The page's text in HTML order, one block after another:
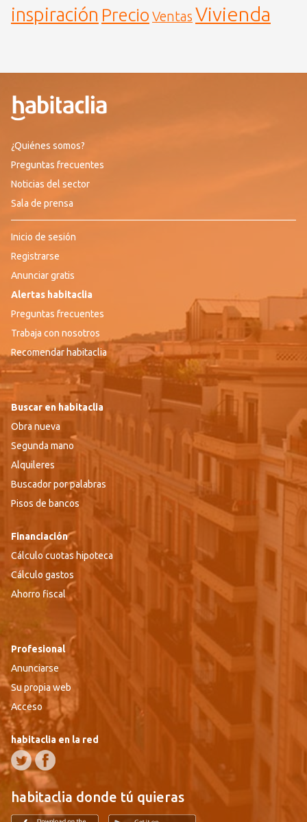
inspiración Precio Ventas Vivienda
¿Quiénes somos?
Preguntas frecuentes
Noticias del sector
Sala de prensa
Inicio de sesión
Registrarse
Anunciar gratis
Alertas habitaclia
Preguntas frecuentes
Trabaja con nosotros
Recomendar habitaclia
Buscar en habitaclia
Obra nueva
Segunda mano
Alquileres
Buscador por palabras
Pisos de bancos
Financiación
Cálculo cuotas hipoteca
Cálculo gastos
Ahorro fiscal
Profesional
Anunciarse
Su propia web
Acceso
habitaclia en la red
habitaclia donde tú quieras